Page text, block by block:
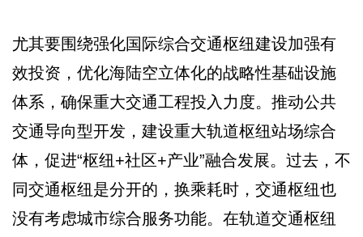
尤其要围绕强化国际综合交通枢纽建设加强有
效投资，优化海陆空立体化的战略性基础设施
体系，确保重大交通工程投入力度。推动公共
交通导向型开发，建设重大轨道枢纽站场综合
体，促进“枢纽+社区+产业”融合发展。过去，不
同交通枢纽是分开的，换乘耗时，交通枢纽也
没有考虑城市综合服务功能。在轨道交通枢纽